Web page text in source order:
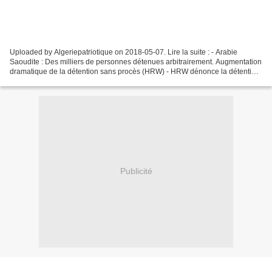
Uploaded by Algeriepatriotique on 2018-05-07. Lire la suite : - Arabie
Saoudite : Des milliers de personnes détenues arbitrairement. Augmentation
dramatique de la détention sans procès (HRW) - HRW dénonce la détention
Publicité